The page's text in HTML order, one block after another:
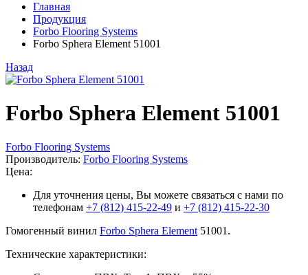
Главная
Продукция
Forbo Flooring Systems
Forbo Sphera Element 51001
Назад
Forbo Sphera Element 51001
Forbo Flooring Systems
Производитель: Forbo Flooring Systems
Цена:
Для уточнения цены, Вы можете связаться с нами по
телефонам +7 (812) 415-22-49 и +7 (812) 415-22-30
Гомогенный винил Forbo Sphera Element 51001.
Технические характеристики: